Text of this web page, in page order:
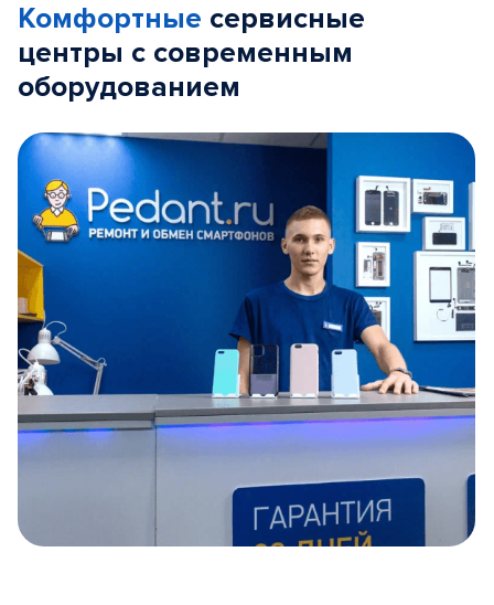
Комфортные сервисные
центры с современным
оборудованием